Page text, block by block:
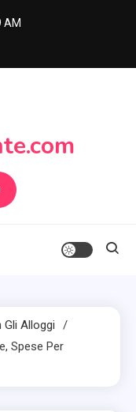
AM
Gli Alloggi
Spese Per